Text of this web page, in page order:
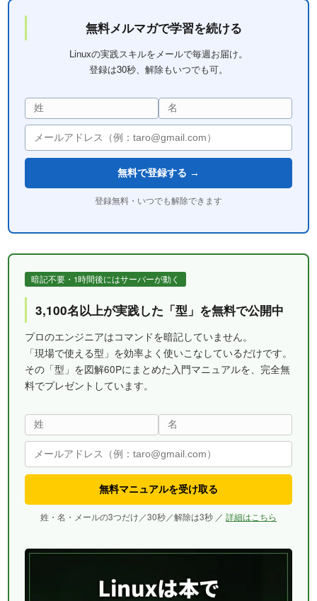
無料メルマガで学習を続ける
Linuxの実践スキルをメールで毎週お届け。
登録は30秒、解除もいつでも可。
無料で登録する →
登録無料・いつでも解除できます
暗記不要・1時間後にはサーバーが動く
3,100名以上が実践した「型」を無料で公開中
プロのエンジニアはコマンドを暗記していません。
「現場で使える型」を効率よく使いこなしているだけです。
その「型」を図解60Pにまとめた入門マニュアルを、完全無
料でプレゼントしています。
無料マニュアルを受け取る
姓・名・メールの3つだけ／30秒／解除は3秒 ／ 詳細はこちら